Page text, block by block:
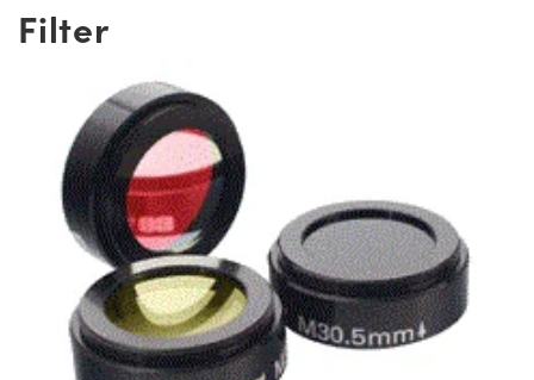
| 光學組装
Components | SCHOTT 光學
| 紅外線光學產品
| 雷射光學
| 雷射分光鏡
| 雷射顯微鏡
Isolators | 晶體和隔離器
| 雷射偏光片
| 雷射稜鏡
and Slides | 平臺和滑塊
| 光圈類
| 反射物鏡
Objectives
Cameras
Lighting |顯微鏡照明
體視顯微鏡系統
Filters | 顯微鏡濾光片
| 雷射配件
| 實驗室和生產線
Lenses for Harsh Environments
and Advanced
| 影視製作和高級攝影
Accessories | 成像鏡頭配件
Cameras | IDS 相機
Labs Cameras™ | Lucid Vision
| Pixelink 相機
板
Roughness Standards | 表面
Tools | 量測工具
Components | 主動光學元件
and Detection
室套件
| 雷射防護
Production
Processing
Tomography
Production
Targets
and Detection
and Production | 清倉實驗室
| 重新認證相機
| 重新認證照明
Targets
and Detection
and Production | 重新認證實
Filter